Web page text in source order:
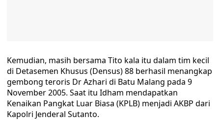
Kemudian, masih bersama Tito kala itu dalam tim kecil
di Detasemen Khusus (Densus) 88 berhasil menangkap
gembong teroris Dr Azhari di Batu Malang pada 9
November 2005. Saat itu Idham mendapatkan
Kenaikan Pangkat Luar Biasa (KPLB) menjadi AKBP dari
Kapolri Jenderal Sutanto.